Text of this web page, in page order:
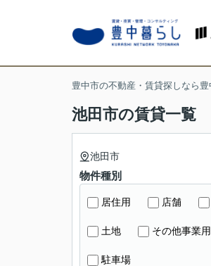
豊中市の不動産・賃貸探しなら豊
池田市の賃貸一覧
池田市
物件種別
居住用 店舗
土地 その他事業用
駐車場